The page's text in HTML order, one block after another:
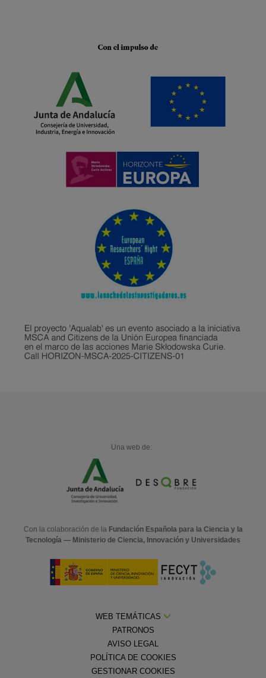
Una web de:
Con la colaboración de la Fundación Española para la Ciencia y la
Tecnología — Ministerio de Ciencia, Innovación y Universidades
WEB TEMÁTICAS
PATRONOS
AVISO LEGAL
POLÍTICA DE COOKIES
GESTIONAR COOKIES